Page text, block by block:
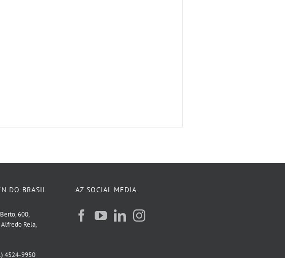
DO BRASIL
600,
Rela,
4524-9950
AZ SOCIAL MEDIA